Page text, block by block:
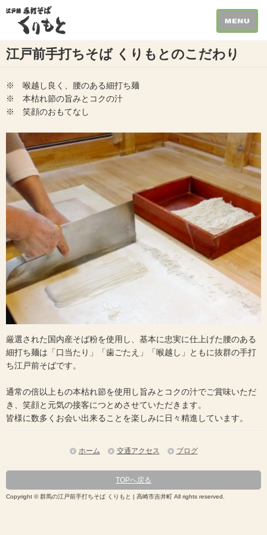
江戸前手打ちそば くりもとのこだわり
※ 喉越し良く、腰のある細打ち麺
※ 本枯れ節の旨みとコクの汁
※ 笑顔のおもてなし
厳選された国内産そば粉を使用し、基本に忠実に仕上げた腰のある
細打ち麺は「口当たり」「歯ごたえ」「喉越し」ともに抜群の手打
ち江戸前そばです。
通常の倍以上もの本枯れ節を使用し旨みとコクの汁でご賞味いただ
き、笑顔と元気の接客につとめさせていただきます。
皆様に数多くお会い出来ることを楽しみに日々精進しています。
ホーム 交通アクセス ブログ
TOPへ戻る
Copyright © 群馬の江戸前手打ちそば くりもと | 高崎市吉井町 All rights reserved.